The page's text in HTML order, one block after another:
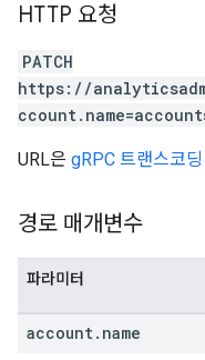
HTTP 요청
PATCH
https://
URL은 gRPC 트랜스코딩
경로 매개변수
파라미터
account. name